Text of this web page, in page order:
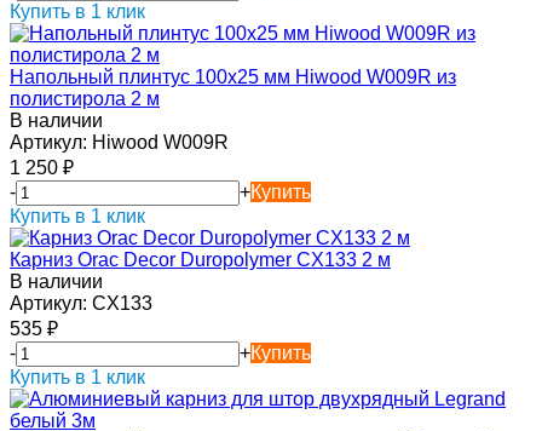
Купить в 1 клик
Напольный плинтус 100х25 мм Hiwood W009R из
полистирола 2 м
В наличии
Артикул: Hiwood W009R
1 250 ₽
-
+Купить
Купить в 1 клик
Карниз Orac Decor Duropolymer CX133 2 м
В наличии
Артикул: CX133
535 ₽
-
+Купить
Купить в 1 клик